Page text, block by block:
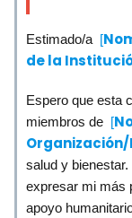
Estimado/a [
de la
Espero que esta
miembros de [
salud y
expresar mi más
apoyo